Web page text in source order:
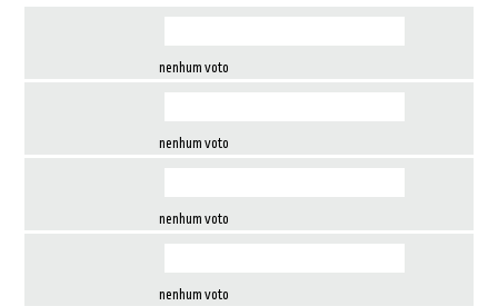
nenhum voto
nenhum voto
nenhum voto
nenhum voto